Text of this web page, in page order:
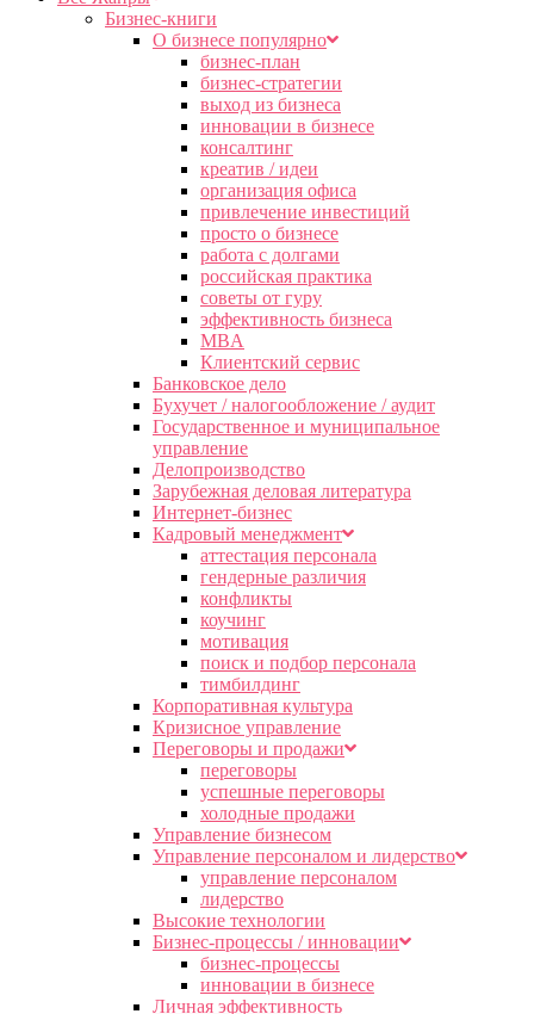
Бизнес-книги
О бизнесе популярно
бизнес-план
бизнес-стратегии
выход из бизнеса
инновации в бизнесе
консалтинг
креатив / идеи
организация офиса
привлечение инвестиций
просто о бизнесе
работа с долгами
российская практика
советы от гуру
эффективность бизнеса
MBA
Клиентский сервис
Банковское дело
Бухучет / налогообложение / аудит
Государственное и муниципальное
управление
Делопроизводство
Зарубежная деловая литература
Интернет-бизнес
Кадровый менеджмент
аттестация персонала
гендерные различия
конфликты
коучинг
мотивация
поиск и подбор персонала
тимбилдинг
Корпоративная культура
Кризисное управление
Переговоры и продажи
переговоры
успешные переговоры
холодные продажи
Управление бизнесом
Управление персоналом и лидерство
управление персоналом
лидерство
Высокие технологии
Бизнес-процессы / инновации
бизнес-процессы
инновации в бизнесе
Личная эффективность